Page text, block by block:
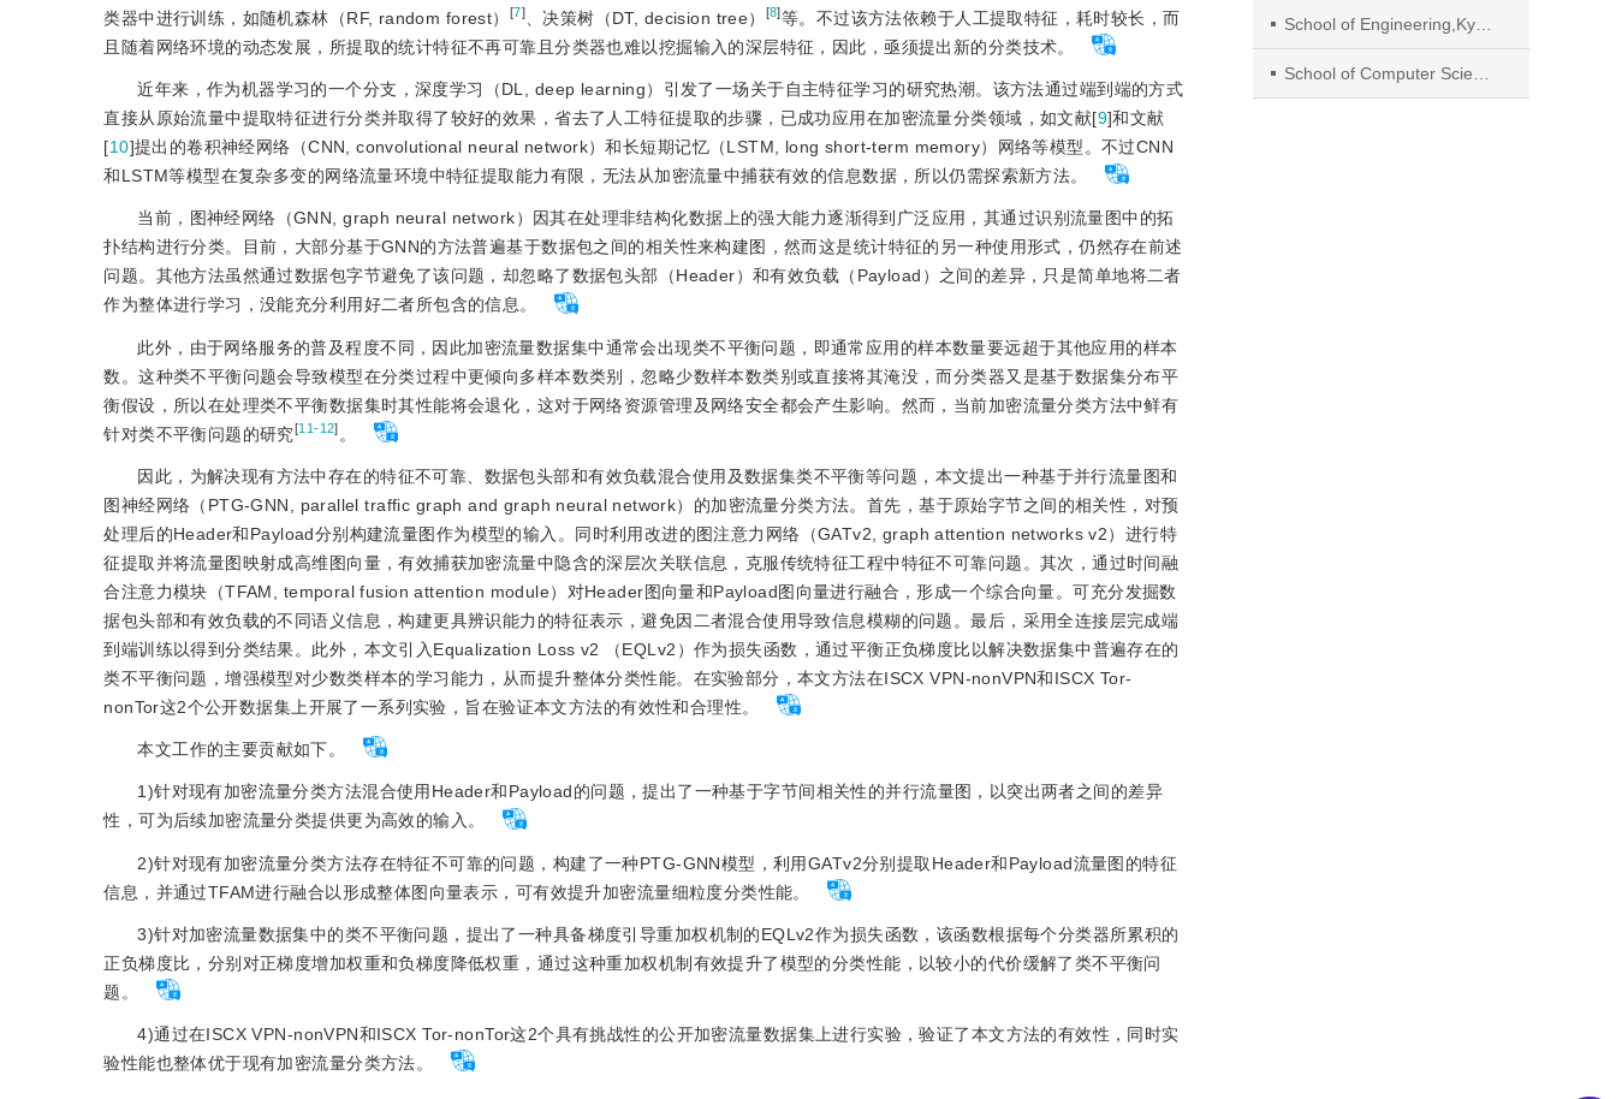
类器中进行训练，如随机森林（RF, random forest） [7]、决策树（DT, decision tree） [8]等。不过该方法依赖于人工提取特征，耗时较长，而
且随着网络环境的动态发展，所提取的统计特征不再可靠且分类器也难以挖掘输入的深层特征，因此，亟须提出新的分类技术。
近年来，作为机器学习的一个分支，深度学习（DL, deep learning）引发了一场关于自主特征学习的研究热潮。该方法通过端到端的方式
直接从原始流量中提取特征进行分类并取得了较好的效果，省去了人工特征提取的步骤，已成功应用在加密流量分类领域，如文献[9]和文献
[10]提出的卷积神经网络（CNN, convolutional neural network）和长短期记忆（LSTM, long short-term memory）网络等模型。不过CNN
和LSTM等模型在复杂多变的网络流量环境中特征提取能力有限，无法从加密流量中捕获有效的信息数据，所以仍需探索新方法。
当前，图神经网络（GNN, graph neural network）因其在处理非结构化数据上的强大能力逐渐得到广泛应用，其通过识别流量图中的拓
扑结构进行分类。目前，大部分基于GNN的方法普遍基于数据包之间的相关性来构建图，然而这是统计特征的另一种使用形式，仍然存在前述
问题。其他方法虽然通过数据包字节避免了该问题，却忽略了数据包头部（Header）和有效负载（Payload）之间的差异，只是简单地将二者
作为整体进行学习，没能充分利用好二者所包含的信息。
此外，由于网络服务的普及程度不同，因此加密流量数据集中通常会出现类不平衡问题，即通常应用的样本数量要远超于其他应用的样本
数。这种类不平衡问题会导致模型在分类过程中更倾向多样本数类别，忽略少数样本数类别或直接将其淹没，而分类器又是基于数据集分布平
衡假设，所以在处理类不平衡数据集时其性能将会退化，这对于网络资源管理及网络安全都会产生影响。然而，当前加密流量分类方法中鲜有
针对类不平衡问题的研究[11-12] 。
因此，为解决现有方法中存在的特征不可靠、数据包头部和有效负载混合使用及数据集类不平衡等问题，本文提出一种基于并行流量图和
图神经网络（PTG-GNN, parallel traffic graph and graph neural network）的加密流量分类方法。首先，基于原始字节之间的相关性，对预
处理后的Header和Payload分别构建流量图作为模型的输入。同时利用改进的图注意力网络（GATv2, graph attention networks v2）进行特
征提取并将流量图映射成高维图向量，有效捕获加密流量中隐含的深层次关联信息，克服传统特征工程中特征不可靠问题。其次，通过时间融
合注意力模块（TFAM, temporal fusion attention module）对Header图向量和Payload图向量进行融合，形成一个综合向量。可充分发掘数
据包头部和有效负载的不同语义信息，构建更具辨识能力的特征表示，避免因二者混合使用导致信息模糊的问题。最后，采用全连接层完成端
到端训练以得到分类结果。此外，本文引入Equalization Loss v2 （EQLv2）作为损失函数，通过平衡正负梯度比以解决数据集中普遍存在的
类不平衡问题，增强模型对少数类样本的学习能力，从而提升整体分类性能。在实验部分，本文方法在ISCX VPN-nonVPN和ISCX Tor-
nonTor这2个公开数据集上开展了一系列实验，旨在验证本文方法的有效性和合理性。
本文工作的主要贡献如下。
1)针对现有加密流量分类方法混合使用Header和Payload的问题，提出了一种基于字节间相关性的并行流量图，以突出两者之间的差异
性，可为后续加密流量分类提供更为高效的输入。
2)针对现有加密流量分类方法存在特征不可靠的问题，构建了一种PTG-GNN模型，利用GATv2分别提取Header和Payload流量图的特征
信息，并通过TFAM进行融合以形成整体图向量表示，可有效提升加密流量细粒度分类性能。
3)针对加密流量数据集中的类不平衡问题，提出了一种具备梯度引导重加权机制的EQLv2作为损失函数，该函数根据每个分类器所累积的
正负梯度比，分别对正梯度增加权重和负梯度降低权重，通过这种重加权机制有效提升了模型的分类性能，以较小的代价缓解了类不平衡问
题。
4)通过在ISCX VPN-nonVPN和ISCX Tor-nonTor这2个具有挑战性的公开加密流量数据集上进行实验，验证了本文方法的有效性，同时实
验性能也整体优于现有加密流量分类方法。
School of Engineering,Kyushu Institute of Technology,Kyushu
School of Computer Science and Engineering, Xi’an University of Technology